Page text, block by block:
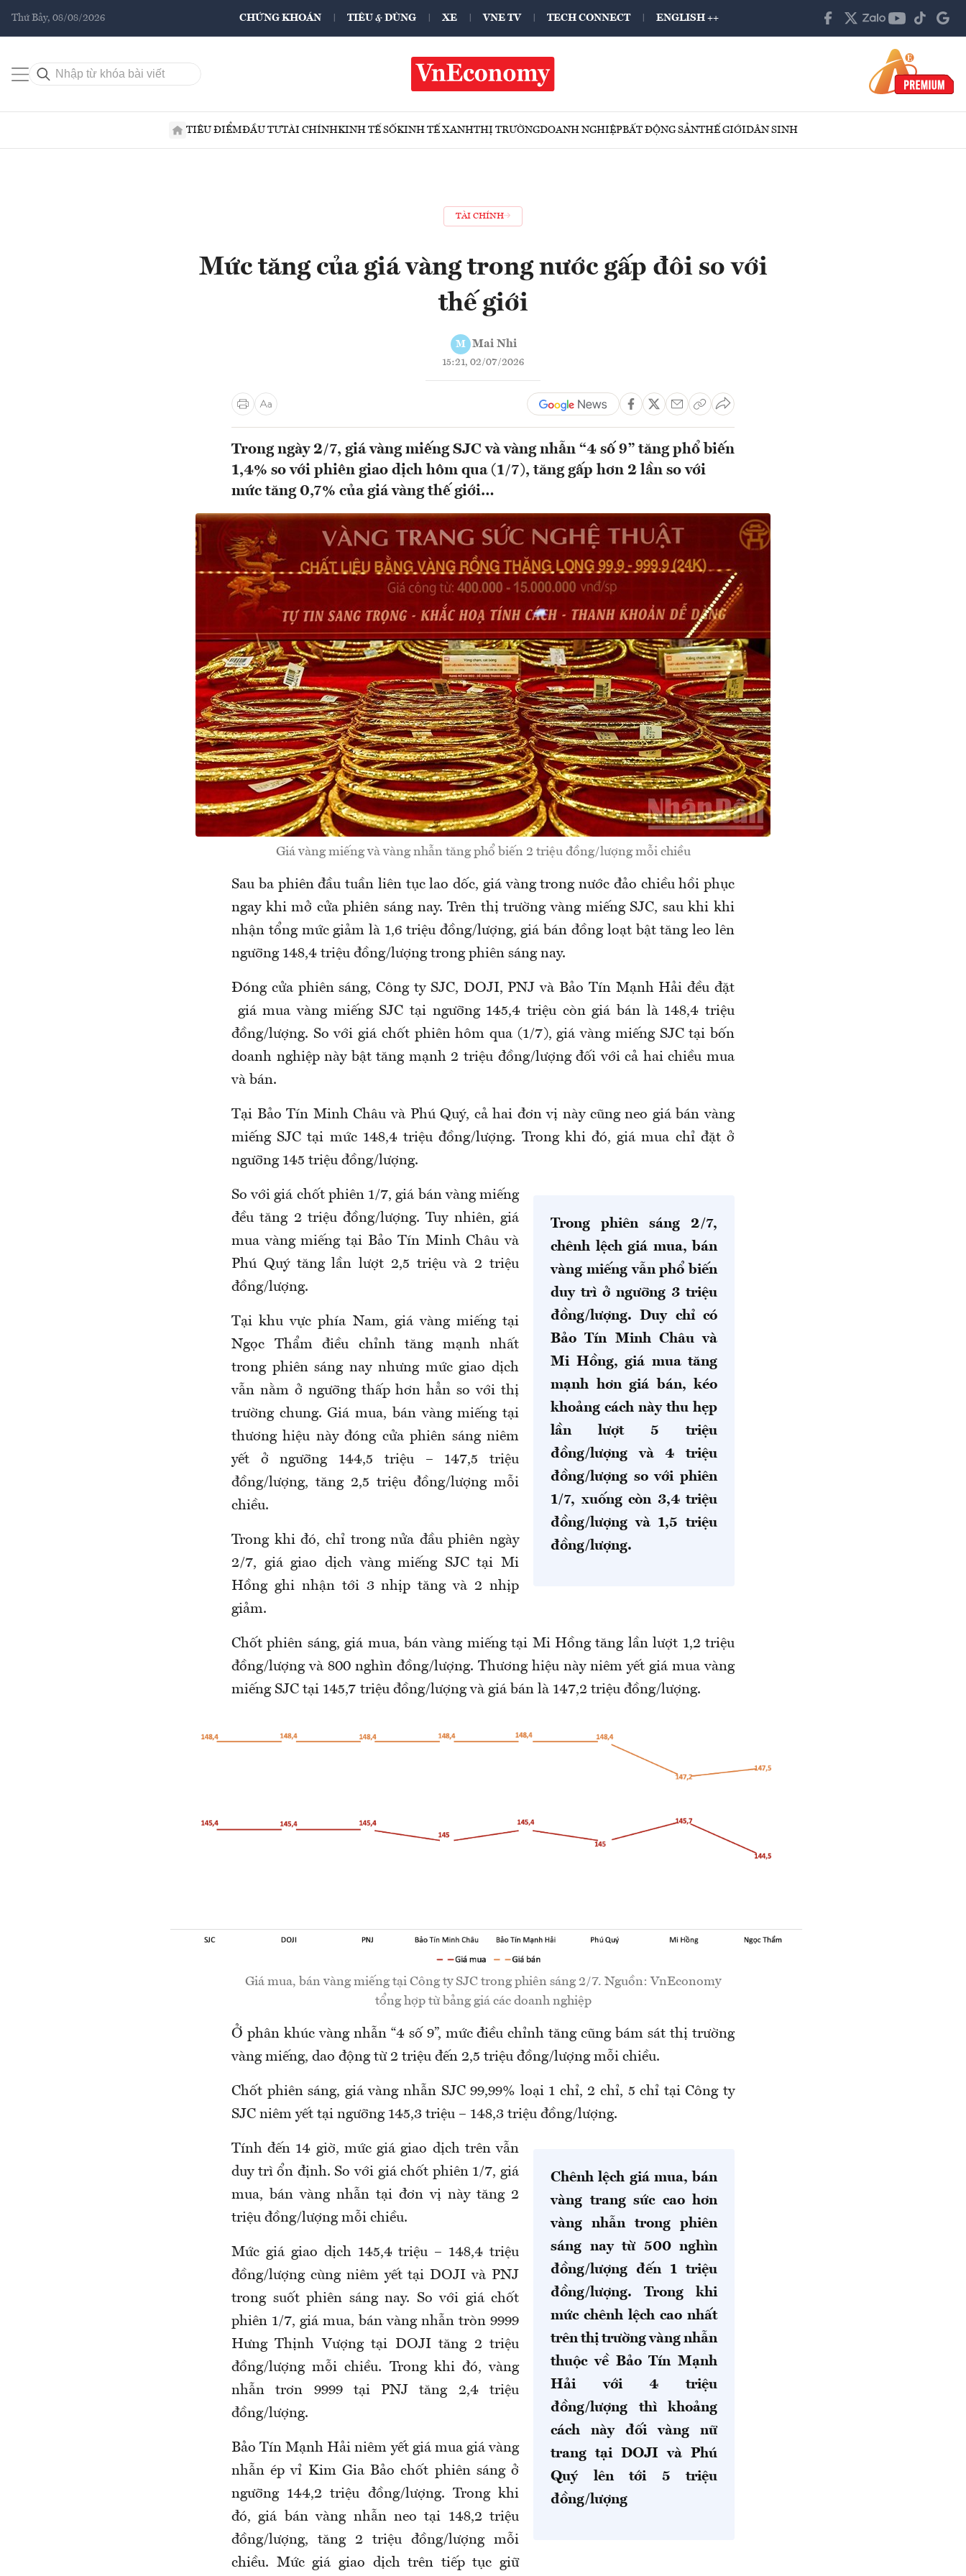
Thứ Bảy, 08/08/2026 CHỨNG KHOÁN TIÊU & DÙNG XE VNE TV TECH CONNECT ENGLISH ++
TIÊU ĐIỂMĐẦU TƯTÀI CHÍNHKINH TẾ SỐKINH TẾ XANHTHỊ TRƯỜNGDOANH NGHIỆPBẤT ĐỘNG SẢNTHẾ GIỚIDÂN SINH
TÀI CHÍNH
Mức tăng của giá vàng trong nước gấp đôi so với
thế giới
M Mai Nhi
15:21, 02/07/2026
Trong ngày 2/7, giá vàng miếng SJC và vàng nhẫn “4 số 9” tăng phổ biến
1,4% so với phiên giao dịch hôm qua (1/7), tăng gấp hơn 2 lần so với
mức tăng 0,7% của giá vàng thế giới…
Giá vàng miếng và vàng nhẫn tăng phổ biến 2 triệu đồng/lượng mỗi chiều
Sau ba phiên đầu tuần liên tục lao dốc, giá vàng trong nước đảo chiều hồi phục
ngay khi mở cửa phiên sáng nay. Trên thị trường vàng miếng SJC, sau khi khi
nhận tổng mức giảm là 1,6 triệu đồng/lượng, giá bán đồng loạt bật tăng leo lên
ngưỡng 148,4 triệu đồng/lượng trong phiên sáng nay.
Đóng cửa phiên sáng,Công ty SJC, DOJI, PNJ và Bảo Tín Mạnh Hải đều đặt
giá mua vàng miếng SJC tại ngưỡng 145,4 triệu còn giá bán là 148,4 triệu
đồng/lượng. So với giá chốt phiên hôm qua (1/7), giá vàng miếng SJC tại bốn
doanh nghiệp này bật tăng mạnh 2 triệu đồng/lượng đối với cả hai chiều mua
và bán.
Tại Bảo Tín Minh Châu và Phú Quý, cả hai đơn vị này cũng neo giá bán vàng
miếng SJC tại mức 148,4 triệu đồng/lượng. Trong khi đó, giá mua chỉ đặt ở
ngưỡng 145 triệu đồng/lượng.
Trong phiên sáng 2/7,
chênh lệch giá mua, bán
vàng miếng vẫn phổ biến
duy trì ở ngưỡng 3 triệu
đồng/lượng. Duy chỉ có
Bảo Tín Minh Châu và
Mi Hồng, giá mua tăng
mạnh hơn giá bán, kéo
khoảng cách này thu hẹp
lần lượt 5 triệu
đồng/lượng và 4 triệu
đồng/lượng so với phiên
1/7, xuống còn 3,4 triệu
đồng/lượng và 1,5 triệu
đồng/lượng.
So với giá chốt phiên 1/7, giá bán vàng miếng
đều tăng 2 triệu đồng/lượng. Tuy nhiên, giá
mua vàng miếng tại Bảo Tín Minh Châu và
Phú Quý tăng lần lượt 2,5 triệu và 2 triệu
đồng/lượng.
Tại khu vực phía Nam, giá vàng miếng tại
Ngọc Thẩm điều chỉnh tăng mạnh nhất
trong phiên sáng nay nhưng mức giao dịch
vẫn nằm ở ngưỡng thấp hơn hẳn so với thị
trường chung. Giá mua, bán vàng miếng tại
thương hiệu này đóng cửa phiên sáng niêm
yết ở ngưỡng 144,5 triệu – 147,5 triệu
đồng/lượng, tăng 2,5 triệu đồng/lượng mỗi
chiều.
Trong khi đó, chỉ trong nửa đầu phiên ngày
2/7, giá giao dịch vàng miếng SJC tại Mi
Hồng ghi nhận tới 3 nhịp tăng và 2 nhịp
giảm.
Chốt phiên sáng, giá mua, bán vàng miếng tại Mi Hồng tăng lần lượt 1,2 triệu
đồng/lượng và 800 nghìn đồng/lượng. Thương hiệu này niêm yết giá mua vàng
miếng SJC tại 145,7 triệu đồng/lượng và giá bán là 147,2 triệu đồng/lượng.
Giá mua, bán vàng miếng tại Công ty SJC trong phiên sáng 2/7. Nguồn: VnEconomy
tổng hợp từ bảng giá các doanh nghiệp
Ở phân khúc vàng nhẫn “4 số 9”, mức điều chỉnh tăng cũng bám sát thị trường
vàng miếng, dao động từ 2 triệu đến 2,5 triệu đồng/lượng mỗi chiều.
Chốt phiên sáng, giá vàng nhẫn SJC 99,99% loại 1 chỉ, 2 chỉ, 5 chỉ tại Công ty
SJC niêm yết tại ngưỡng 145,3 triệu – 148,3 triệu đồng/lượng.
Chênh lệch giá mua, bán
vàng trang sức cao hơn
vàng nhẫn trong phiên
sáng nay từ 500 nghìn
đồng/lượng đến 1 triệu
đồng/lượng. Trong khi
mức chênh lệch cao nhất
trên thị trường vàng nhẫn
thuộc về Bảo Tín Mạnh
Hải với 4 triệu
đồng/lượng thì khoảng
cách này đối vàng nữ
trang tại DOJI và Phú
Quý lên tới 5 triệu
đồng/lượng
Tính đến 14 giờ, mức giá giao dịch trên vẫn
duy trì ổn định. So với giá chốt phiên 1/7, giá
mua, bán vàng nhẫn tại đơn vị này tăng 2
triệu đồng/lượng mỗi chiều.
Mức giá giao dịch 145,4 triệu – 148,4 triệu
đồng/lượng cùng niêm yết tại DOJI và PNJ
trong suốt phiên sáng nay. So với giá chốt
phiên 1/7, giá mua, bán vàng nhẫn tròn 9999
Hưng Thịnh Vượng tại DOJI tăng 2 triệu
đồng/lượng mỗi chiều. Trong khi đó,vàng
nhẫn trơn 9999 tại PNJ tăng 2,4 triệu
đồng/lượng.
Bảo Tín Mạnh Hải niêm yết giá mua giá vàng
nhẫn ép vỉ Kim Gia Bảo chốt phiên sáng ở
ngưỡng 144,2 triệu đồng/lượng. Trong khi
đó, giá bán vàng nhẫn neo tại 148,2 triệu
đồng/lượng, tăng 2 triệu đồng/lượng mỗi
chiều. Mức giá giao dịch trên tiếp tục giữ